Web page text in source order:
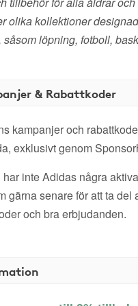
olika kollektioner
såsom löpning, fotboll,
& Rabattkoder
kampanjer och
exklusivt genom
har inte Adidas några
gärna senare för att ta del
och bra erbjudanden.